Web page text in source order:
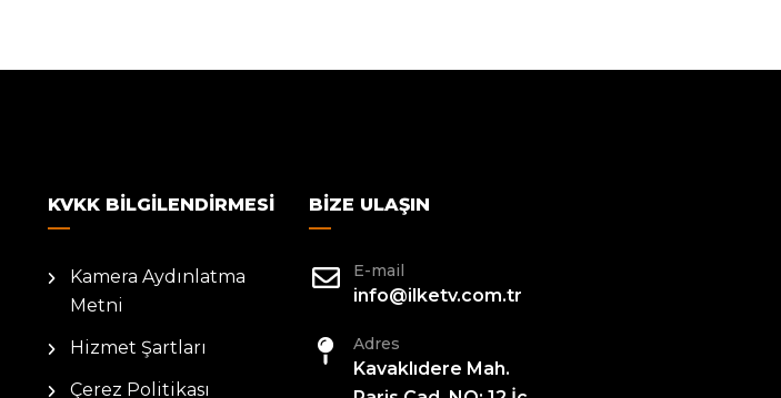
KVKK BILGILENDIRMESI
Kamera Aydınlatma
Metni
Hizmet Şartları
Çerez Politikası
BIZE ULAŞIN
E-mail
info@ilketv.com.tr
Adres
Kavaklıdere Mah.